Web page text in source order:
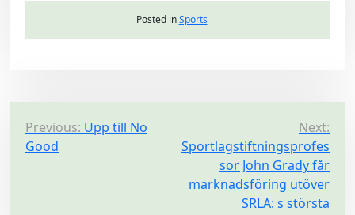
Posted inSports
P
o
Previous: Upp till No
Good
Next:
Sportlagstiftningsprofes
sor John Grady får
marknadsföring utöver
SRLA: s största